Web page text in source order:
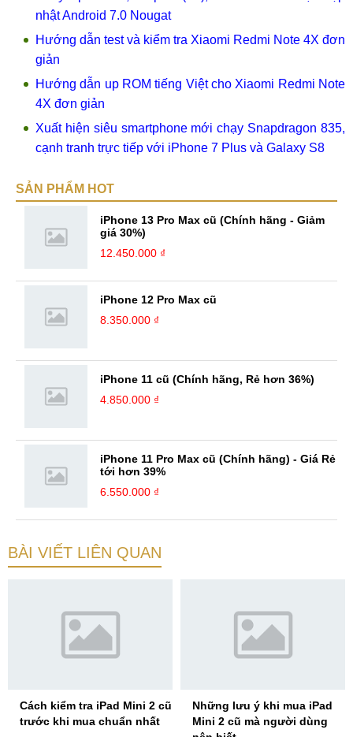
nhật Android 7.0 Nougat
Hướng dẫn test và kiểm tra Xiaomi Redmi Note 4X đơn
giản
Hướng dẫn up ROM tiếng Việt cho Xiaomi Redmi Note
4X đơn giản
Xuất hiện siêu smartphone mới chạy Snapdragon 835,
cạnh tranh trực tiếp với iPhone 7 Plus và Galaxy S8
SẢN PHẨM HOT
iPhone 13 Pro Max cũ (Chính hãng - Giảm
giá 30%)
12.450.000 ₫
iPhone 12 Pro Max cũ
8.350.000 ₫
iPhone 11 cũ (Chính hãng, Rẻ hơn 36%)
4.850.000 ₫
iPhone 11 Pro Max cũ (Chính hãng) - Giá Rẻ
tới hơn 39%
6.550.000 ₫
BÀI VIẾT LIÊN QUAN
Cách kiểm tra iPad Mini 2 cũ
trước khi mua chuẩn nhất
Những lưu ý khi mua iPad
Mini 2 cũ mà người dùng